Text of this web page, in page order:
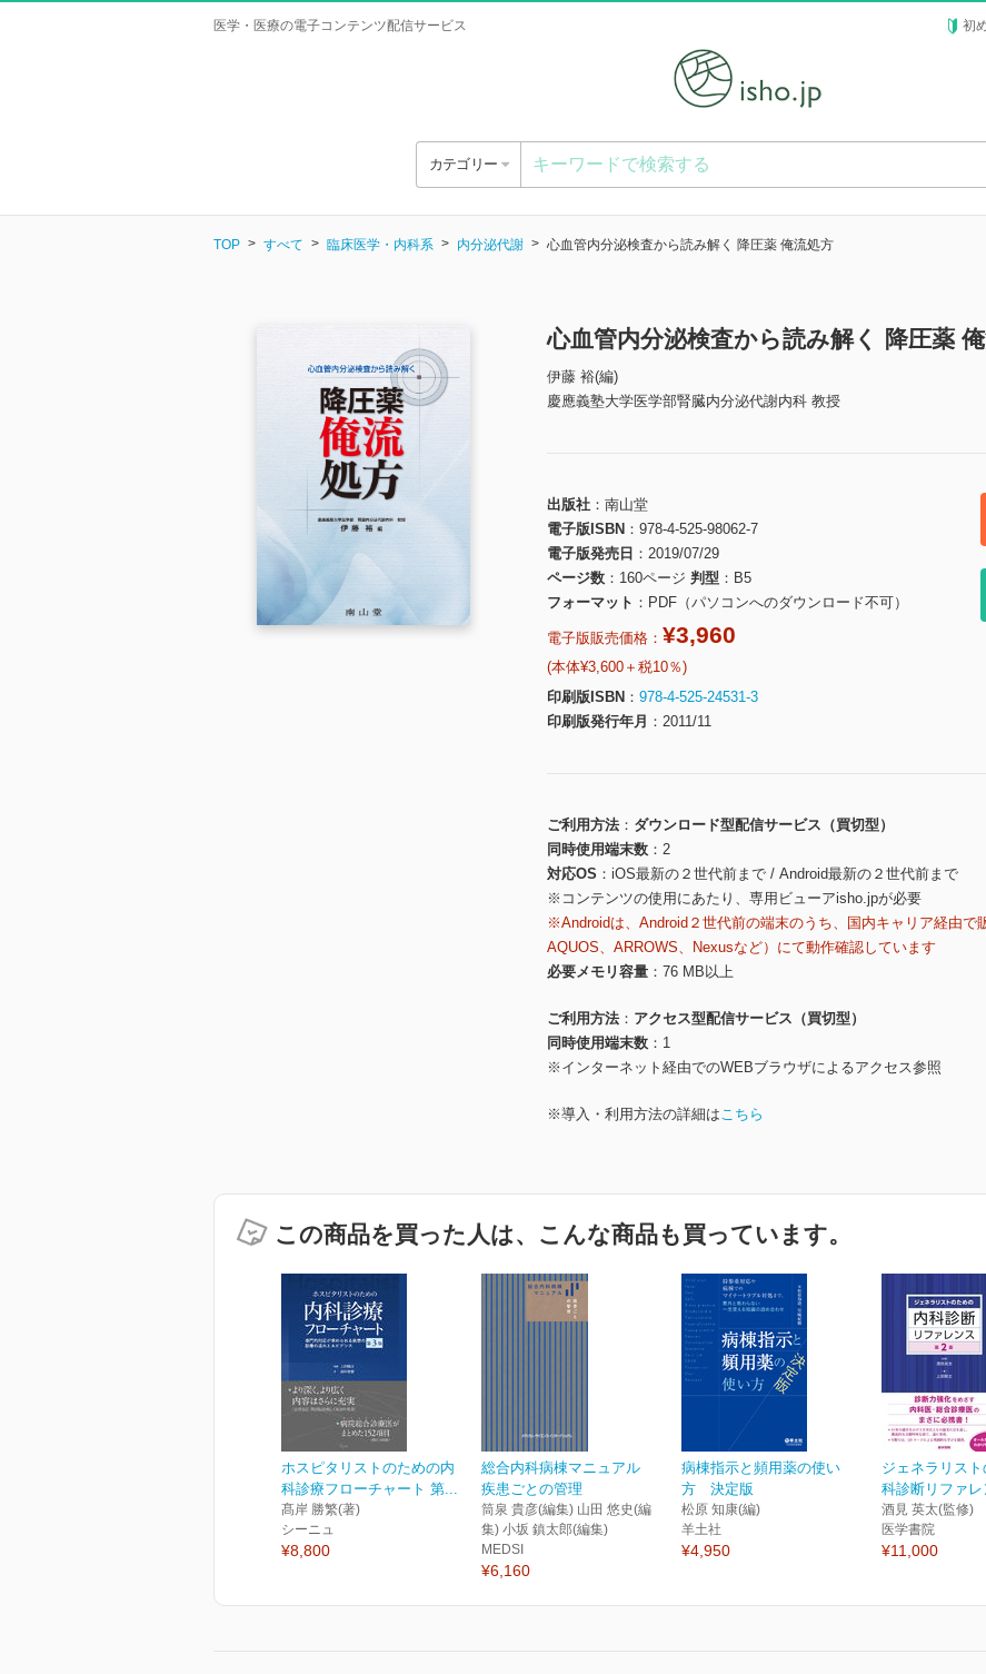
医学・医療の電子コンテンツ配信サービス 初
カテゴリー
TOP すべて 臨床医学・内科系 内分泌代謝 心血管内分泌検査から読み解く 降圧薬 俺流処方
心血管内分泌検査から読み解く 降圧薬 俺
伊藤 裕(編)
慶應義塾大学医学部腎臓内分泌代謝内科 教授
出版社
南山堂
電子版ISBN
978-4-525-98062-7
電子版発売日
2019/07/29
ページ数
160ページ 判型
B5
フォーマット
PDF（パソコンへのダウンロード不可）
電子版販売価格： ¥3,960
(本体¥3,600＋税10％)
印刷版ISBN
978-4-525-24531-3
印刷版発行年月
2011/11
ご利用方法
ダウンロード型配信サービス（買切型）
同時使用端末数
2
対応OS
iOS最新の２世代前まで / Android最新の２世代前まで
※コンテンツの使用にあたり、専用ビューアisho.jpが必要
※Androidは、Android２世代前の端末のうち、国内キャリア経由で
AQUOS、ARROWS、Nexusなど）にて動作確認しています
必要メモリ容量
76 MB以上
ご利用方法
アクセス型配信サービス（買切型）
同時使用端末数
1
※インターネット経由でのWEBブラウザによるアクセス参照
※導入・利用方法の詳細はこちら
この商品を買った人は、こんな商品も買っています。
ホスピタリストのための内
科診療フローチャート 第...
髙岸 勝繁(著)
シーニュ
¥8,800
総合内科病棟マニュアル
疾患ごとの管理
筒泉 貴彦(編集) 山田 悠史(編
集) 小坂 鎮太郎(編集)
MEDSI
¥6,160
病棟指示と頻用薬の使い
方 決定版
松原 知康(編)
羊土社
¥4,950
ジェネラリス
科診断リファ
酒見 英太(監修)
医学書院
¥11,000